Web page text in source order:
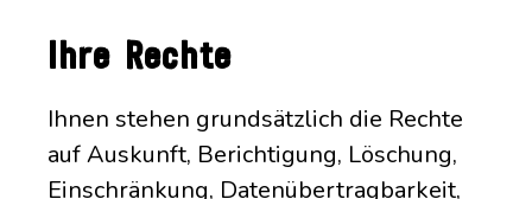
Ihre Rechte
Ihnen stehen grundsätzlich die Rechte
auf Auskunft, Berichtigung, Löschung,
Einschränkung, Datenübertragbarkeit,